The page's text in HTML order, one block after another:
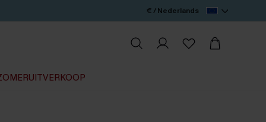
€ / Nederlands